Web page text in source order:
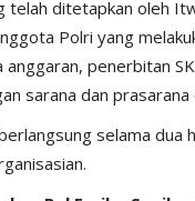
telah ditetapkan oleh
Polri yang
penerbitan
sarana dan
selama dua